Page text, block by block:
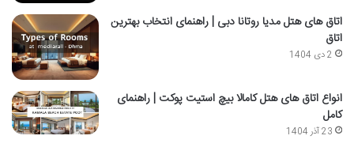
اتاق‌ های هتل مدیا روتانا دبی | راهنمای انتخاب بهترین
اتاق
2 دی 1404
انواع اتاق های هتل کامالا بیچ استیت پوکت | راهنمای
کامل
23 آذر 1404